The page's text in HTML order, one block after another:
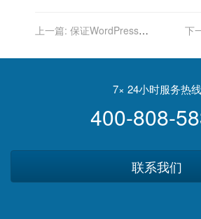
上一篇: 保证WordPress网
下
7× 24小时服务热线
400-808-
联系我们